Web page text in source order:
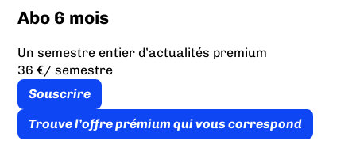
Abo 6 mois
Un semestre entier d’actualités premium
36 €/ semestre
Souscrire
Trouve l’offre prémium qui vous correspond